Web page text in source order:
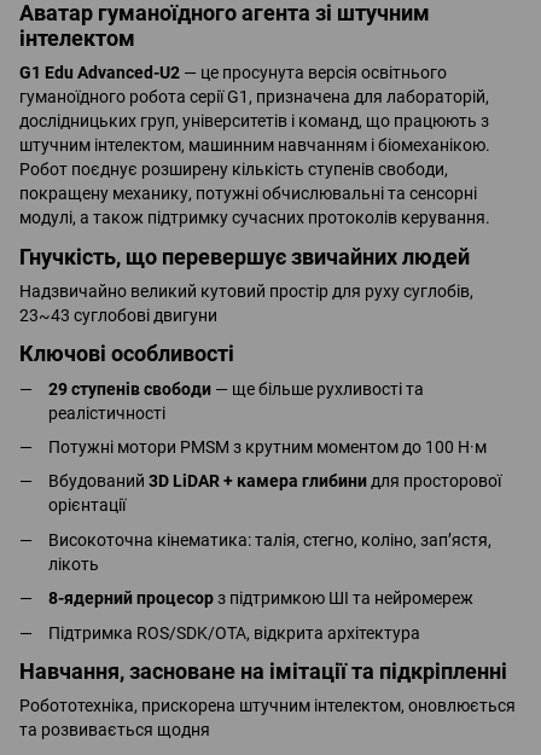
Аватар гуманоїдного агента зі штучним
інтелектом
G1 Edu Advanced-U2 — це просунута версія освітнього
гуманоїдного робота серії G1, призначена для лабораторій,
дослідницьких груп, університетів і команд, що працюють з
штучним інтелектом, машинним навчанням і біомеханікою.
Робот поєднує розширену кількість ступенів свободи,
покращену механику, потужні обчислювальні та сенсорні
модулі, а також підтримку сучасних протоколів керування.
Гнучкість, що перевершує звичайних людей
Надзвичайно великий кутовий простір для руху суглобів,
23~43 суглобові двигуни
Ключові особливості
29 ступенів свободи — ще більше рухливості та
реалістичності
Потужні мотори PMSM з крутним моментом до 100 Н·м
Вбудований 3D LiDAR + камера глибинидля просторової
орієнтації
Високоточна кінематика: талія, стегно, коліно, зап’ястя,
лікоть
8-ядерний процесорз підтримкою ШІ та нейромереж
Підтримка ROS/SDK/OTA, відкрита архітектура
Навчання, засноване на імітації та підкріпленні
Робототехніка, прискорена штучним інтелектом, оновлюється
та розвивається щодня